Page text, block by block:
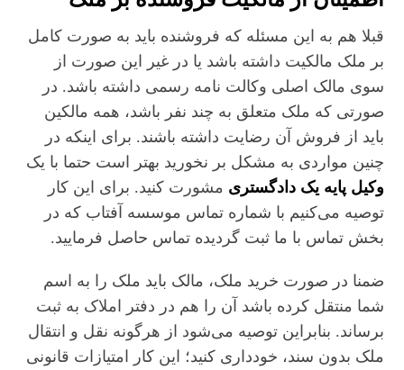
قبلا هم به این مسئله که فروشنده باید به صورت کامل
بر ملک مالکیت داشته باشد یا در غیر این صورت از
سوی مالک اصلی وکالت نامه رسمی داشته باشد. در
صورتی که ملک متعلق به چند نفر باشد، همه مالکین
باید از فروش آن رضایت داشته باشند. برای اینکه در
چنین مواردی به مشکل بر نخورید بهتر است حتما با یک
وکیل پایه یک دادگستری مشورت کنید. برای این کار
توصیه می‌کنیم با شماره تماس موسسه آفتاب که در
بخش تماس با ما ثبت گردیده تماس حاصل فرمایید.
ضمنا در صورت خرید ملک، مالک باید ملک را به اسم
شما منتقل کرده باشد آن را هم در دفتر املاک به ثبت
برساند. بنابراین توصیه می‌شود از هرگونه نقل و انتقال
ملک بدون سند، خودداری کنید؛ این کار امتیازات قانونی